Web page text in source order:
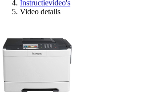
Instructievideo's
Video details